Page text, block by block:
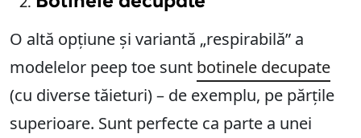
O altă opțiune și variantă „respirabilă” a
modelelor peep toe sunt botinele decupate
(cu diverse tăieturi) – de exemplu, pe părțile
superioare. Sunt perfecte ca parte a unei